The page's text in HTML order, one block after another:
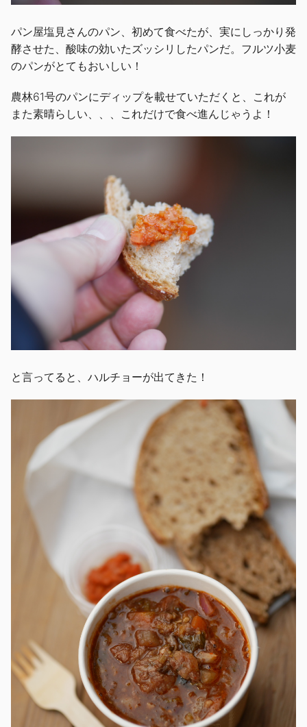
パン屋塩見さんのパン、初めて食べたが、実にしっかり発
酵させた、酸味の効いたズッシリしたパンだ。フルツ小麦
のパンがとてもおいしい！
農林61号のパンにディップを載せていただくと、これが
また素晴らしい、、、これだけで食べ進んじゃうよ！
と言ってると、ハルチョーが出てきた！